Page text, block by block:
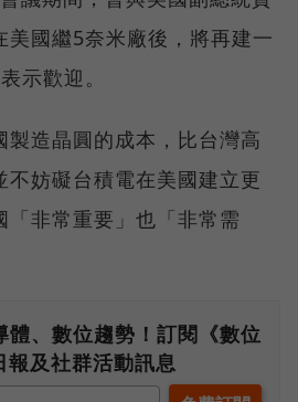
美國繼5奈米廠後，將再建一
示歡迎。
製造晶圓的成本，比台灣高
不妨礙台積電在美國建立更
「非常重要」也「非常需
、數位趨勢！訂閱《數位
報及社群活動訊息